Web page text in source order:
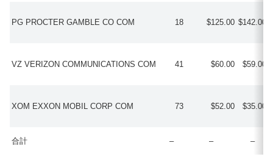
PG PROCTER GAMBLE CO COM 18 $125.00 $142.00
VZ VERIZON COMMUNICATIONS COM 41 $60.00 $59.00
XOM EXXON MOBIL CORP COM 73 $52.00 $35.00
合計 – – –